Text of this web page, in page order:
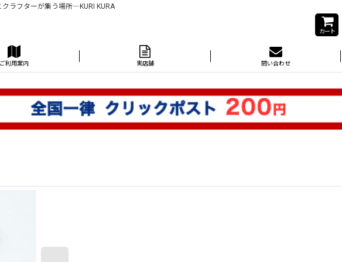
ラフターが集う場所―KURI KURA
カート
ご利用案内 実店舗 問い合わせ